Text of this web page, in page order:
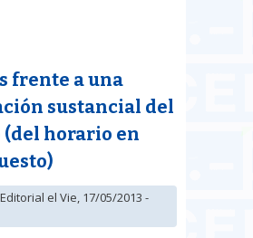
impidiendo el acceso al
de suplicación
frente a una
sustancial del
horario en
Editorial el Vie, 17/05/2013 -